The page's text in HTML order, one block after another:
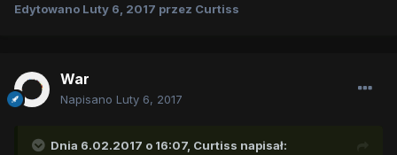
Edytowano Luty 6, 2017 przez Curtiss
War
Napisano Luty 6, 2017
Dnia 6.02.2017 o 16:07, Curtiss napisał: